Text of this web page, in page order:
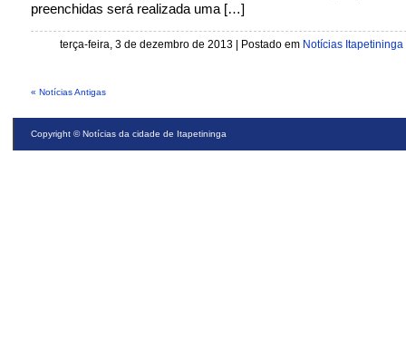
preenchidas será realizada uma […]
terça-feira, 3 de dezembro de 2013 | Postado em Notícias Itapetininga
« Notícias Antigas
Copyright ©Notícias da cidade de Itapetininga